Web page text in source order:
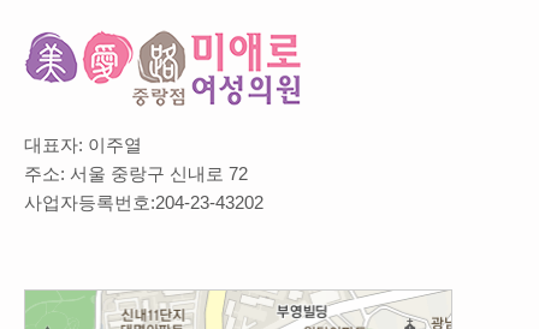
대표자: 이주열
주소: 서울 중랑구 신내로 72
사업자등록번호:204-23-43202